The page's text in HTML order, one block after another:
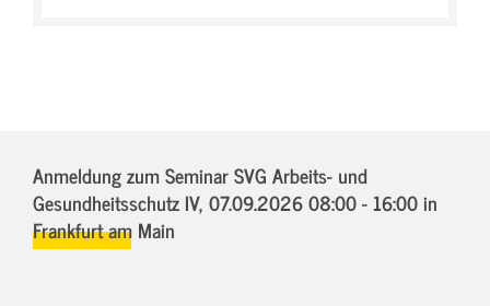
Anmeldung zum Seminar SVG Arbeits- und
Gesundheitsschutz IV, 07.09.2026 08:00 - 16:00in
Frankfurt am Main